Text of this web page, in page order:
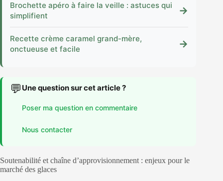
Brochette apéro à faire la veille : astuces qui
simplifient
→
Recette crème caramel grand-mère,
onctueuse et facile
→
💬 Une question sur cet article ?
Poser ma question en commentaire
Nous contacter
Soutenabilité et chaîne d’approvisionnement : enjeux pour le
marché des glaces